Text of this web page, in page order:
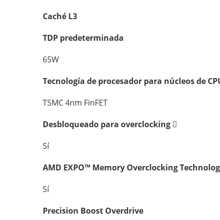
Caché L3
TDP predeterminada
65W
Tecnología de procesador para núcleos de
TSMC 4nm FinFET
Desbloqueado para overclocking
Sí
AMD EXPO™ Memory Overclocking
Sí
Precision Boost Overdrive